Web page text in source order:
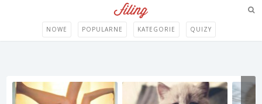
NOWE POPULARNE KATEGORIE QUIZY